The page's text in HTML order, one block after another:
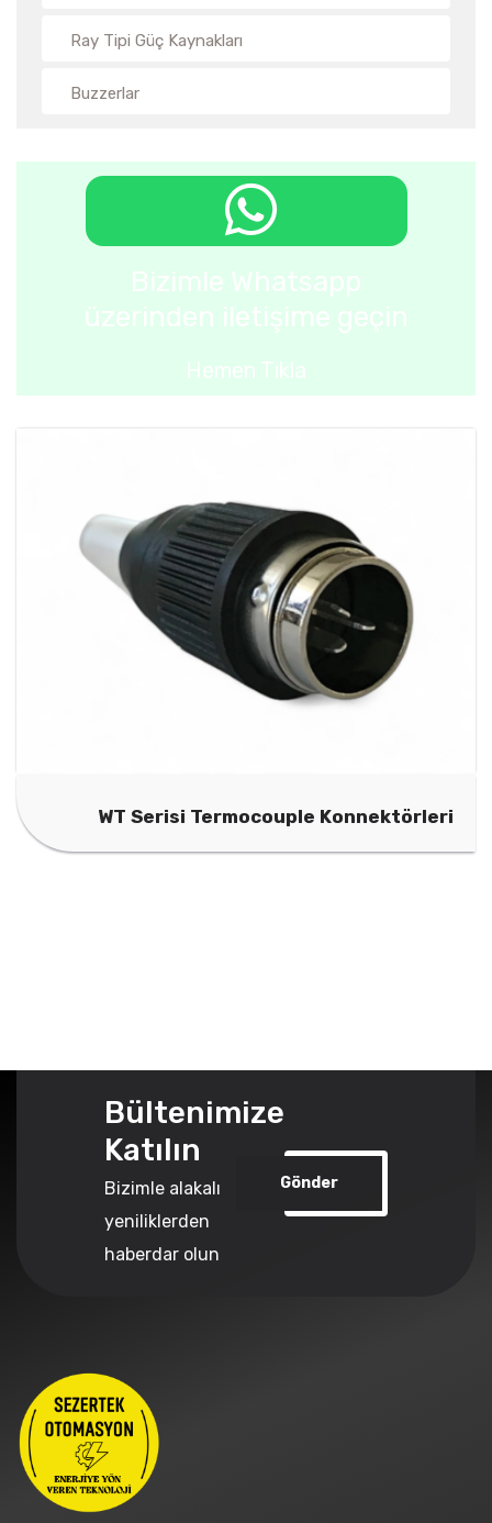
Ray Tipi Güç Kaynakları
Buzzerlar
Bizimle Whatsapp
üzerinden iletişime geçin
Hemen Tıkla
WT Serisi Termocouple Konnektörleri
Bültenimize
Katılın
Bizimle alakalı
yeniliklerden
haberdar olun
Gönder